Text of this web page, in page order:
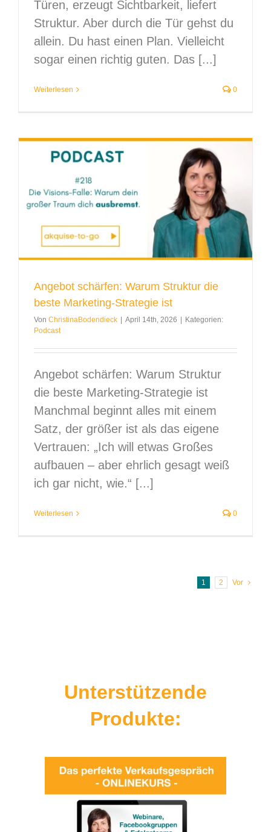
Türen, erzeugt Sichtbarkeit, liefert
Struktur. Aber durch die Tür gehst du
allein. Du hast einen Plan. Vielleicht
sogar einen richtig guten. Das [...]
Weiterlesen 0
Angebot schärfen: Warum Struktur die
beste Marketing-Strategie ist
Von ChristinaBodendieck April 14th, 2026
Kategorien:
Podcast
Angebot schärfen: Warum Struktur
die beste Marketing-Strategie ist
Manchmal beginnt alles mit einem
Satz, der größer ist als das eigene
Vertrauen: „Ich will etwas Großes
aufbauen – aber ehrlich gesagt weiß
ich gar nicht, wie.“ [...]
Weiterlesen 0
1 2 Vor
Unterstützende
Produkte: